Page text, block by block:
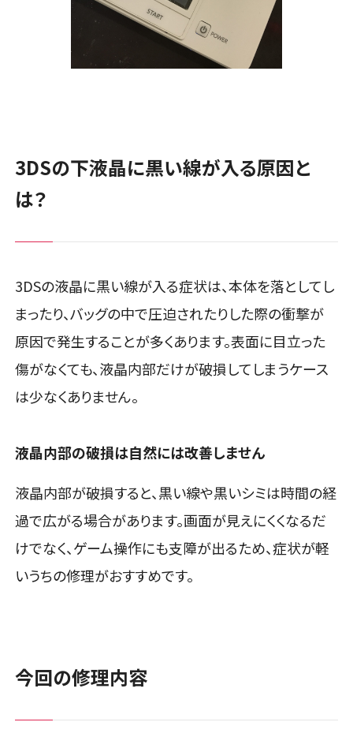
3DSの下液晶に黒い線が入る原因と
は？
3DSの液晶に黒い線が入る症状は、本体を落としてし
まったり、バッグの中で圧迫されたりした際の衝撃が
原因で発生することが多くあります。表面に目立った
傷がなくても、液晶内部だけが破損してしまうケース
は少なくありません。
液晶内部の破損は自然には改善しません
液晶内部が破損すると、黒い線や黒いシミは時間の経
過で広がる場合があります。画面が見えにくくなるだ
けでなく、ゲーム操作にも支障が出るため、症状が軽
いうちの修理がおすすめです。
今回の修理内容